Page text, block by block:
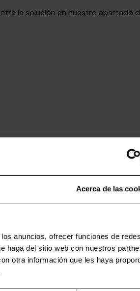
Acerca de las
anuncios, ofrecer funciones de
haga del sitio web con nuestros
otra información que les haya
la solución en nuestro apartado
pesado. Este cable fue
unidades de control del motor
por medio de su conector.
a la ECU. Este método de trabajo
de la placa del circuito interno.
144300KPWR. Este cable de